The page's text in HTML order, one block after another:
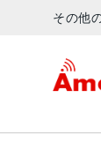
その他
アメモ